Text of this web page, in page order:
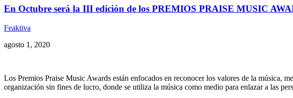
En Octubre será la III edición de los PREMIOS PRAISE MUSIC
Feaktiva
agosto 1, 2020
Los Premios Praise Music Awards están enfocados en reconocer los valores de la música,
organización sin fines de lucro, donde se utiliza la música como medio para enlazar a las